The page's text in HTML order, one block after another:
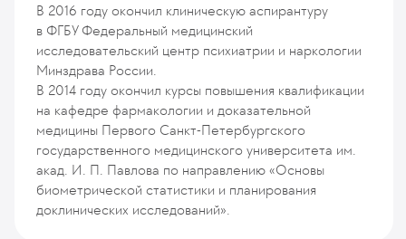
В 2016 году окончил клиническую аспирантуру
в ФГБУ Федеральный медицинский
исследовательский центр психиатрии и наркологии
Минздрава России.
В 2014 году окончил курсы повышения квалификации
на кафедре фармакологии и доказательной
медицины Первого Санкт-Петербургского
государственного медицинского университета им.
акад. И. П. Павлова по направлению «Основы
биометрической статистики и планирования
доклинических исследований».